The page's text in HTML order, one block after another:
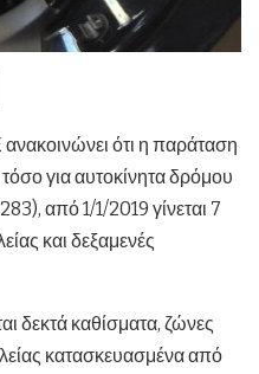
ότι η παράταση
για αυτοκίνητα δρόμου
από 1/1/2019 γίνεται 7
και δεξαμενές
δεκτά καθίσματα, ζώνες
κατασκευασμένα από